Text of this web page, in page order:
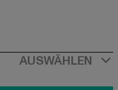
AUSWÄHLEN